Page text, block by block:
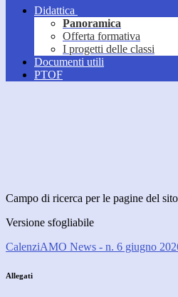
Didattica
Panoramica
Offerta formativa
I progetti delle classi
Documenti utili
PTOF
Campo di ricerca per le pagine del sito
Versione sfogliabile
CalenziAMO News - n. 6 giugno
Allegati